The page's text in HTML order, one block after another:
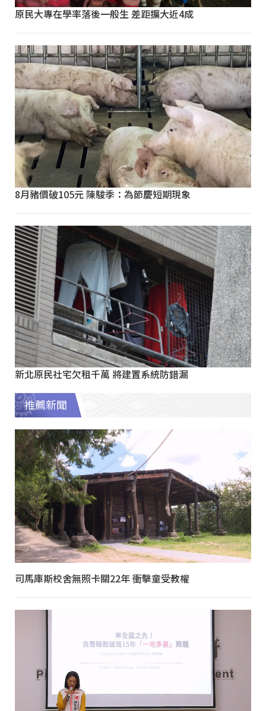
原民大專在學率落後一般生 差距擴大近4成
8月豬價破105元 陳駿季：為節慶短期現象
新北原民社宅欠租千萬 將建置系統防錯漏
推薦新聞
司馬庫斯校舍無照卡關22年 衝擊童受教權